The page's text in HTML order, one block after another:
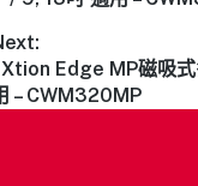
Edge MP磁吸
– CWM320MP